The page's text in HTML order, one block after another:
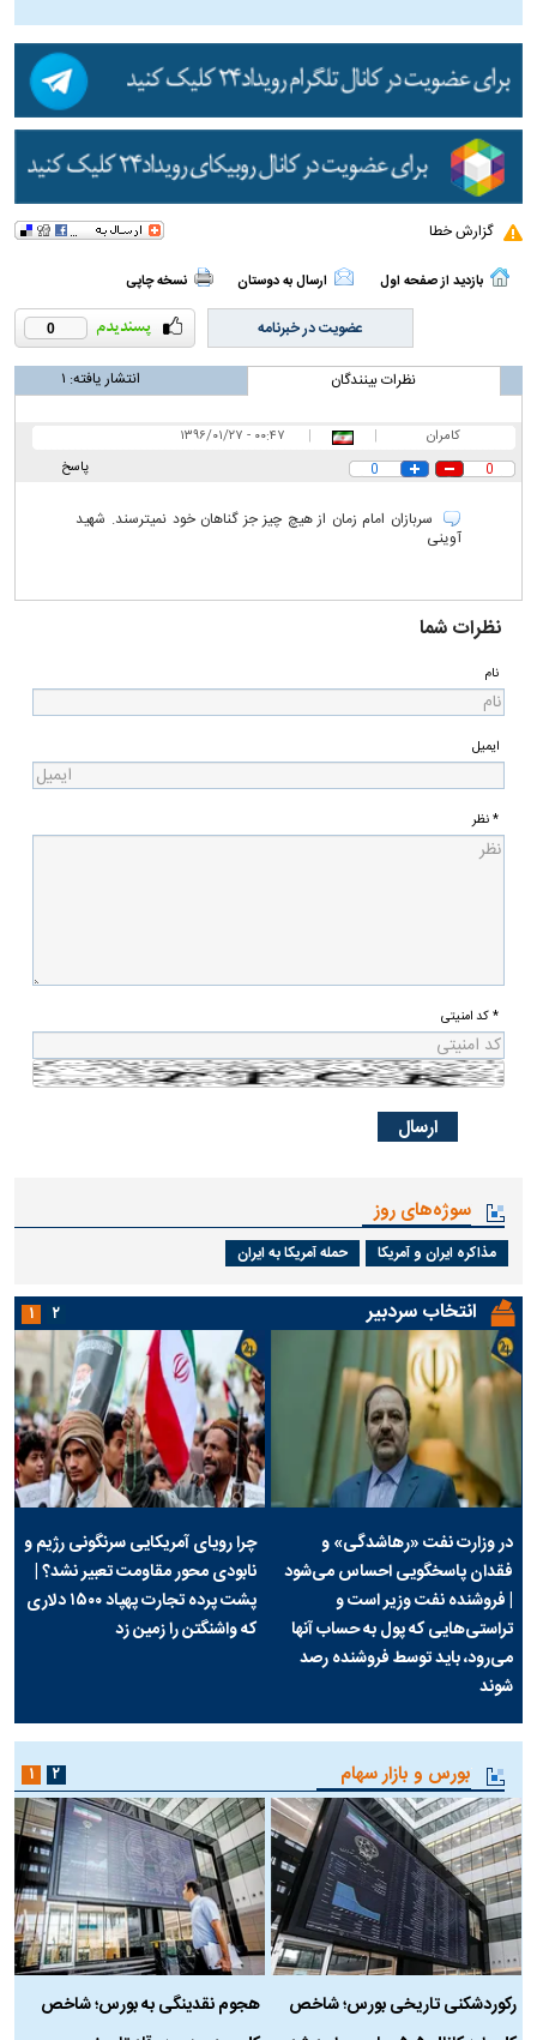
گزارش خطا
بازدید از صفحه اول ارسال به دوستان نسخه چاپی
0 عضویت در خبرنامه
نظرات بینندگان انتشار یافته: ۱
کامران |
|
۰۰:۴۷ - ۱۳۹۶/۰۱/۲۷
پاسخ
0
0
سربازان امام زمان از هیچ چیز جز گناهان خود نمیترسند. شهید
آوینی
نظرات شما
نام
ایمیل
* نظر
* کد امنیتی
سوژه‌های روز
مذاکره ایران و آمریکا حمله آمریکا به ایران
انتخاب سردبیر
در وزارت نفت «رهاشدگی» و
فقدان پاسخگویی احساس می‌شود
| فروشنده نفت وزیر است و
تراستی‌هایی که پول به حساب آنها
می‌رود، باید توسط فروشنده رصد
شوند
چرا رویای آمریکایی سرنگونی رژیم و
نابودی محور مقاومت تعبیر نشد؟ |
پشت پرده تجارت پهپاد‌ ۱۵۰۰ دلاری
که واشنگتن را زمین زد
۱ ۲
بورس و بازار سهام
رکوردشکنی تاریخی بورس؛ شاخص
هجوم نقدینگی به بورس؛ شاخص
۱ ۲